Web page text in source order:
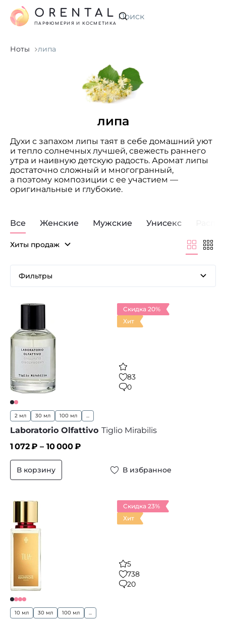
Искать
ORENTAL
ПАРФЮМЕРИЯ И КОСМЕТИКА
Ноты липа
липа
Духи с запахом липы таят в себе домашний уют
и тепло солнечных лучшей, свежесть раннего
утра и наивную детскую радость. Аромат липы
достаточно сложный и многогранный,
а поэтому композиции с ее участием —
оригинальные и глубокие.
Все Женские Мужские Унисекс
Хиты продаж
Фильтры
Скидка 20%
Хит
83
0
2 мл 30 мл 100 мл ...
Laboratorio Olfattivo Tiglio Mirabilis
1 072₽ – 10 000₽
В корзину В избранное
Скидка 23%
Хит
5
738
20
10 мл 30 мл 100 мл ...